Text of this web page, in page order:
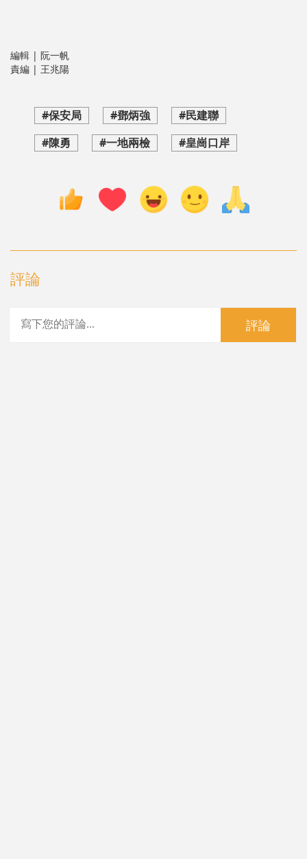
編輯 | 阮一帆
責編 | 王兆陽
#保安局 #鄧炳強
#民建聯
#陳勇
#一地兩檢 #皇崗口岸
評論
評論